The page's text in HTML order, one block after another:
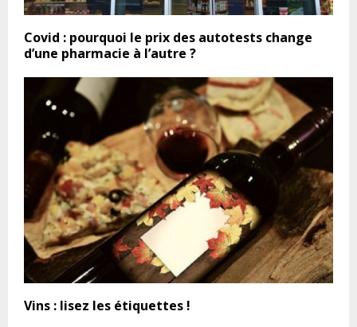
Covid : pourquoi le prix des autotests change
d’une pharmacie à l’autre ?
Vins : lisez les étiquettes !